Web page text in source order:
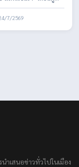
รูปแบบใหม่ พิษ
ะสาทขั้นรุนแรง
ย่าชะล่าใจ สารเสพติด
หม่ พิษ...
7/2569
ำเสนอข่าวทั่วไปในเมือง